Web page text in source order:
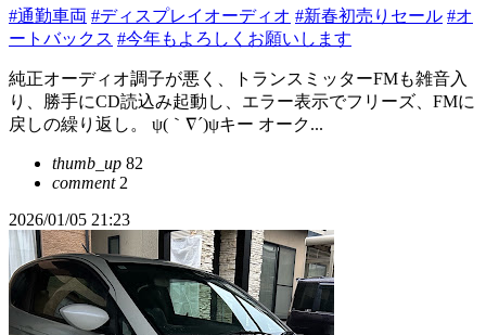
#通勤車両 #ディスプレイオーディオ #新春初売りセール #オ
ートバックス #今年もよろしくお願いします
純正オーディオ調子が悪く、トランスミッターFMも雑音入
り、勝手にCD読込み起動し、エラー表示でフリーズ、FMに
戻しの繰り返し。 ψ(｀∇´)ψキー オーク...
thumb_up 82
comment2
2026/01/05 21:23